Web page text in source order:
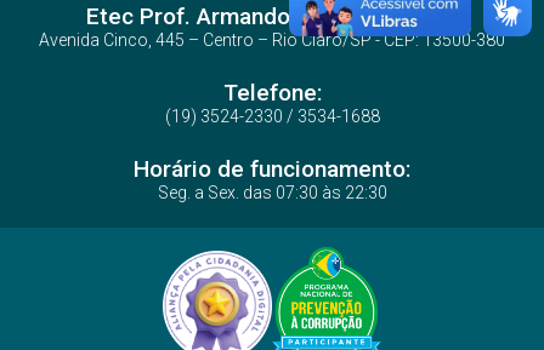
Etec Prof. Armando Bayeux da Silva
Avenida Cinco, 445 – Centro – Rio Claro/SP - CEP: 13500-380
Telefone:
(19) 3524-2330 / 3534-1688
Horário de funcionamento:
Seg. a Sex. das 07:30 às 22:30